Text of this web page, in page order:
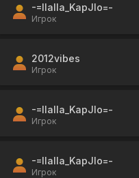
-=IIaIIa_KapJIo=-
Игрок
2012vibes
Игрок
-=IIaIIa_KapJIo=-
Игрок
-=IIaIIa_KapJIo=-
Игрок